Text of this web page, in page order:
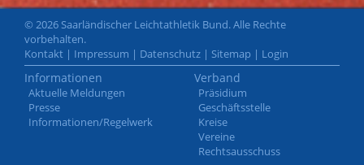
© 2026 Saarländischer Leichtathletik Bund. Alle Rechte
vorbehalten.
Kontakt | Impressum | Datenschutz | Sitemap | Login
Informationen
Aktuelle Meldungen
Presse
Informationen/Regelwerk
Verband
Präsidium
Geschäftsstelle
Kreise
Vereine
Rechtsausschuss